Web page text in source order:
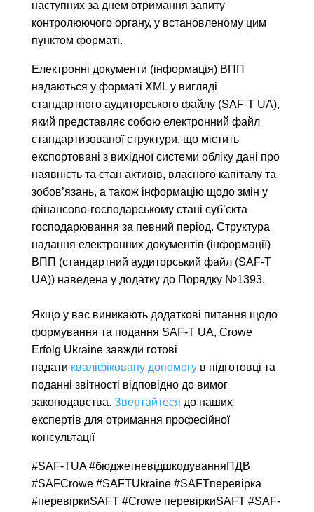
наступних за днем отримання запиту
контролюючого органу, у встановленому цим
пунктом форматі.
Електронні документи (інформація) ВПП
надаються у форматі XML у вигляді
стандартного аудиторського файлу (SAF-T UA),
який представляє собою електронний файл
стандартизованої структури, що містить
експортовані з вихідної системи обліку дані про
наявність та стан активів, власного капіталу та
зобов’язань, а також інформацію щодо змін у
фінансово-господарському стані суб’єкта
господарювання за певний період. Структура
надання електронних документів (інформації)
ВПП (стандартний аудиторський файл (SAF-T
UA)) наведена у додатку до Порядку №1393.
Якщо у вас виникають додаткові питання щодо
формування та подання SAF-T UA, Crowe
Erfolg Ukraine завжди готові
надати кваліфіковану допомогув підготовці та
поданні звітності відповідно до вимог
законодавства. Звертайтеся до наших
експертів для отримання професійної
консультації
#SAF-TUA #бюджетневідшкодуванняПДВ
#SAFCrowe #SAFTUkraine #SAFTперевірка
#перевіркиSAFT #Crowe перевіркиSAFT #SAF-